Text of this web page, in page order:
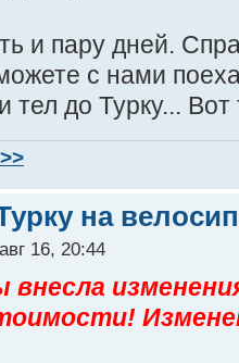
и пару дней.
с нами
тел до Турку...
на
16, 20:44